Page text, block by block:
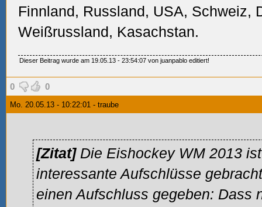
Finnland, Russland, USA, Schweiz,
Weißrussland, Kasachstan.
Dieser Beitrag wurde am 19.05.13 - 23:54:07 von juanpablo editiert!
0 0
Mo. 20.05.13 - 10:22:01 - traube
[Zitat] Die Eishockey WM 2013
interessante Aufschlüsse
einen Aufschluss gegeben: Dass